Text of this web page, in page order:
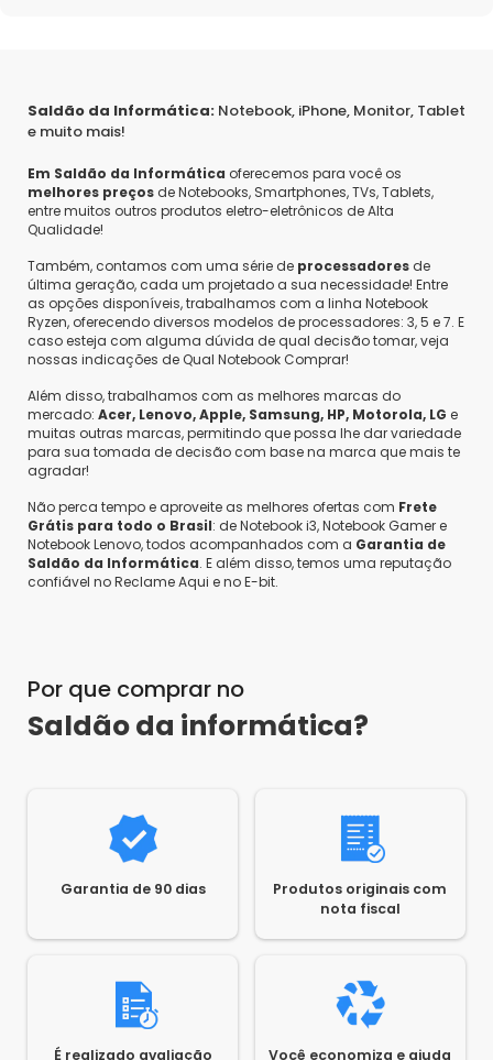
Saldão da Informática: Notebook, iPhone, Monitor, Tablet
e muito mais!
Em Saldão da Informática oferecemos para você os
melhores preços de Notebooks, Smartphones, TVs, Tablets,
entre muitos outros produtos eletro-eletrônicos de Alta
Qualidade!
Também, contamos com uma série de processadores de
última geração, cada um projetado a sua necessidade! Entre
as opções disponíveis, trabalhamos com a linha Notebook
Ryzen, oferecendo diversos modelos de processadores: 3, 5 e 7. E
caso esteja com alguma dúvida de qual decisão tomar, veja
nossas indicações de Qual Notebook Comprar!
Além disso, trabalhamos com as melhores marcas do
mercado: Acer, Lenovo, Apple, Samsung, HP, Motorola, LG e
muitas outras marcas, permitindo que possa lhe dar variedade
para sua tomada de decisão com base na marca que mais te
agradar!
Não perca tempo e aproveite as melhores ofertas com Frete
Grátis para todo o Brasil: de Notebook i3, Notebook Gamer e
Notebook Lenovo, todos acompanhados com a Garantia de
Saldão da Informática. E além disso, temos uma reputação
confiável no Reclame Aqui e no E-bit.
Por que comprar no
Saldão da informática?
Garantia de 90 dias
Produtos originais com
nota fiscal
É realizado avaliação Você economiza e ajuda